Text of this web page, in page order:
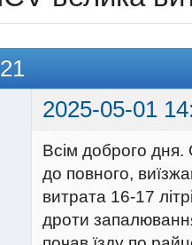
2025-05-01
Всім доброго дня.
до повного,
витрата 16-17
дроти